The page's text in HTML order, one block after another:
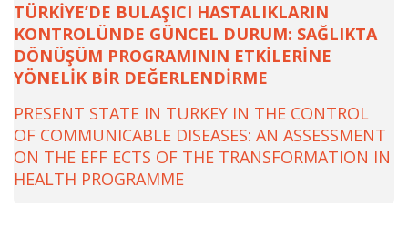
TÜRKİYE’DE BULAŞICI HASTALIKLARIN
KONTROLÜNDE GÜNCEL DURUM: SAĞLIKTA
DÖNÜŞÜM PROGRAMININ ETKİLERİNE
YÖNELİK BİR DEĞERLENDİRME
PRESENT STATE IN TURKEY IN THE CONTROL
OF COMMUNICABLE DISEASES: AN ASSESSMENT
ON THE EFF ECTS OF THE TRANSFORMATION IN
HEALTH PROGRAMME